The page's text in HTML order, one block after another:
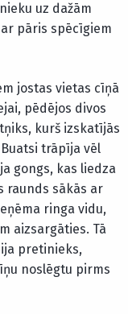
uz dažām
pāris spēcīgiem
jostas vietas cīņā
pēdējos divos
kurš izskatījās
trāpīja vēl
gongs, kas liedza
raunds sākās ar
ringa vidu,
aizsargāties. Tā
pretinieks,
noslēgtu pirms